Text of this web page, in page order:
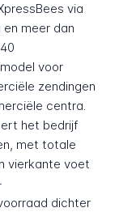
via
meer dan
voor
zendingen
centra.
het bedrijf
met totale
vierkante voet
dichter